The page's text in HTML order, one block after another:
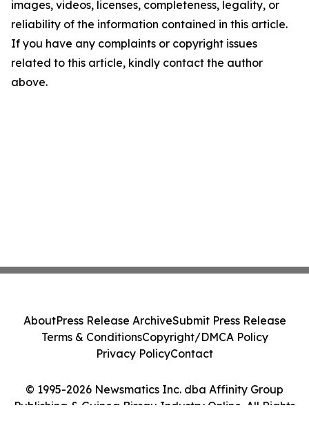
images, videos, licenses, completeness, legality, or
reliability of the information contained in this article.
If you have any complaints or copyright issues
related to this article, kindly contact the author
above.
© 1995-2026 Newsmatics Inc. dba Affinity Group
Publishing & Guinea Bissau Industry Online. All Rights
AboutPress Release ArchiveSubmit Press Release
Terms & ConditionsCopyright/DMCA Policy
Privacy PolicyContact